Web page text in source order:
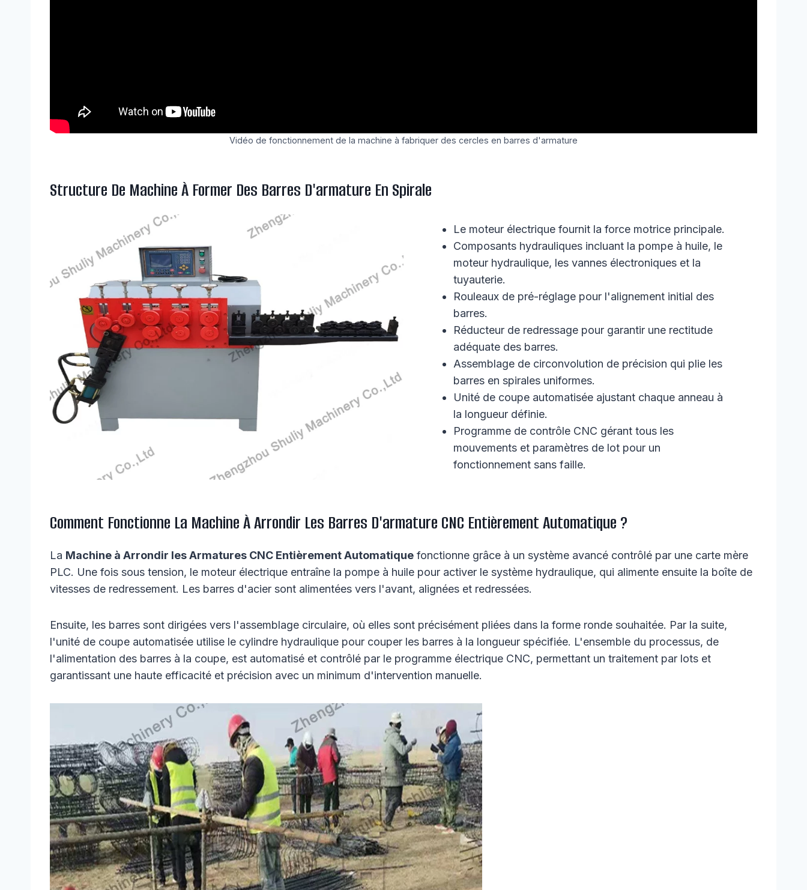
Vidéo de fonctionnement de la machine à fabriquer des cercles en barres d'armature
Structure De Machine À Former Des Barres D'armature En Spirale
Le moteur électrique fournit la force motrice principale.
Composants hydrauliques incluant la pompe à huile, le
moteur hydraulique, les vannes électroniques et la
tuyauterie.
Rouleaux de pré-réglage pour l'alignement initial des
barres.
Réducteur de redressage pour garantir une rectitude
adéquate des barres.
Assemblage de circonvolution de précision qui plie les
barres en spirales uniformes.
Unité de coupe automatisée ajustant chaque anneau à
la longueur définie.
Programme de contrôle CNC gérant tous les
mouvements et paramètres de lot pour un
fonctionnement sans faille.
Comment Fonctionne La Machine À Arrondir Les Barres D'armature CNC Entièrement Automatique ?
La Machine à Arrondir les Armatures CNC Entièrement Automatique fonctionne grâce à un système avancé contrôlé par une carte mère
PLC. Une fois sous tension, le moteur électrique entraîne la pompe à huile pour activer le système hydraulique, qui alimente ensuite la boîte de
vitesses de redressement. Les barres d'acier sont alimentées vers l'avant, alignées et redressées.
Ensuite, les barres sont dirigées vers l'assemblage circulaire, où elles sont précisément pliées dans la forme ronde souhaitée. Par la suite,
l'unité de coupe automatisée utilise le cylindre hydraulique pour couper les barres à la longueur spécifiée. L'ensemble du processus, de
l'alimentation des barres à la coupe, est automatisé et contrôlé par le programme électrique CNC, permettant un traitement par lots et
garantissant une haute efficacité et précision avec un minimum d'intervention manuelle.